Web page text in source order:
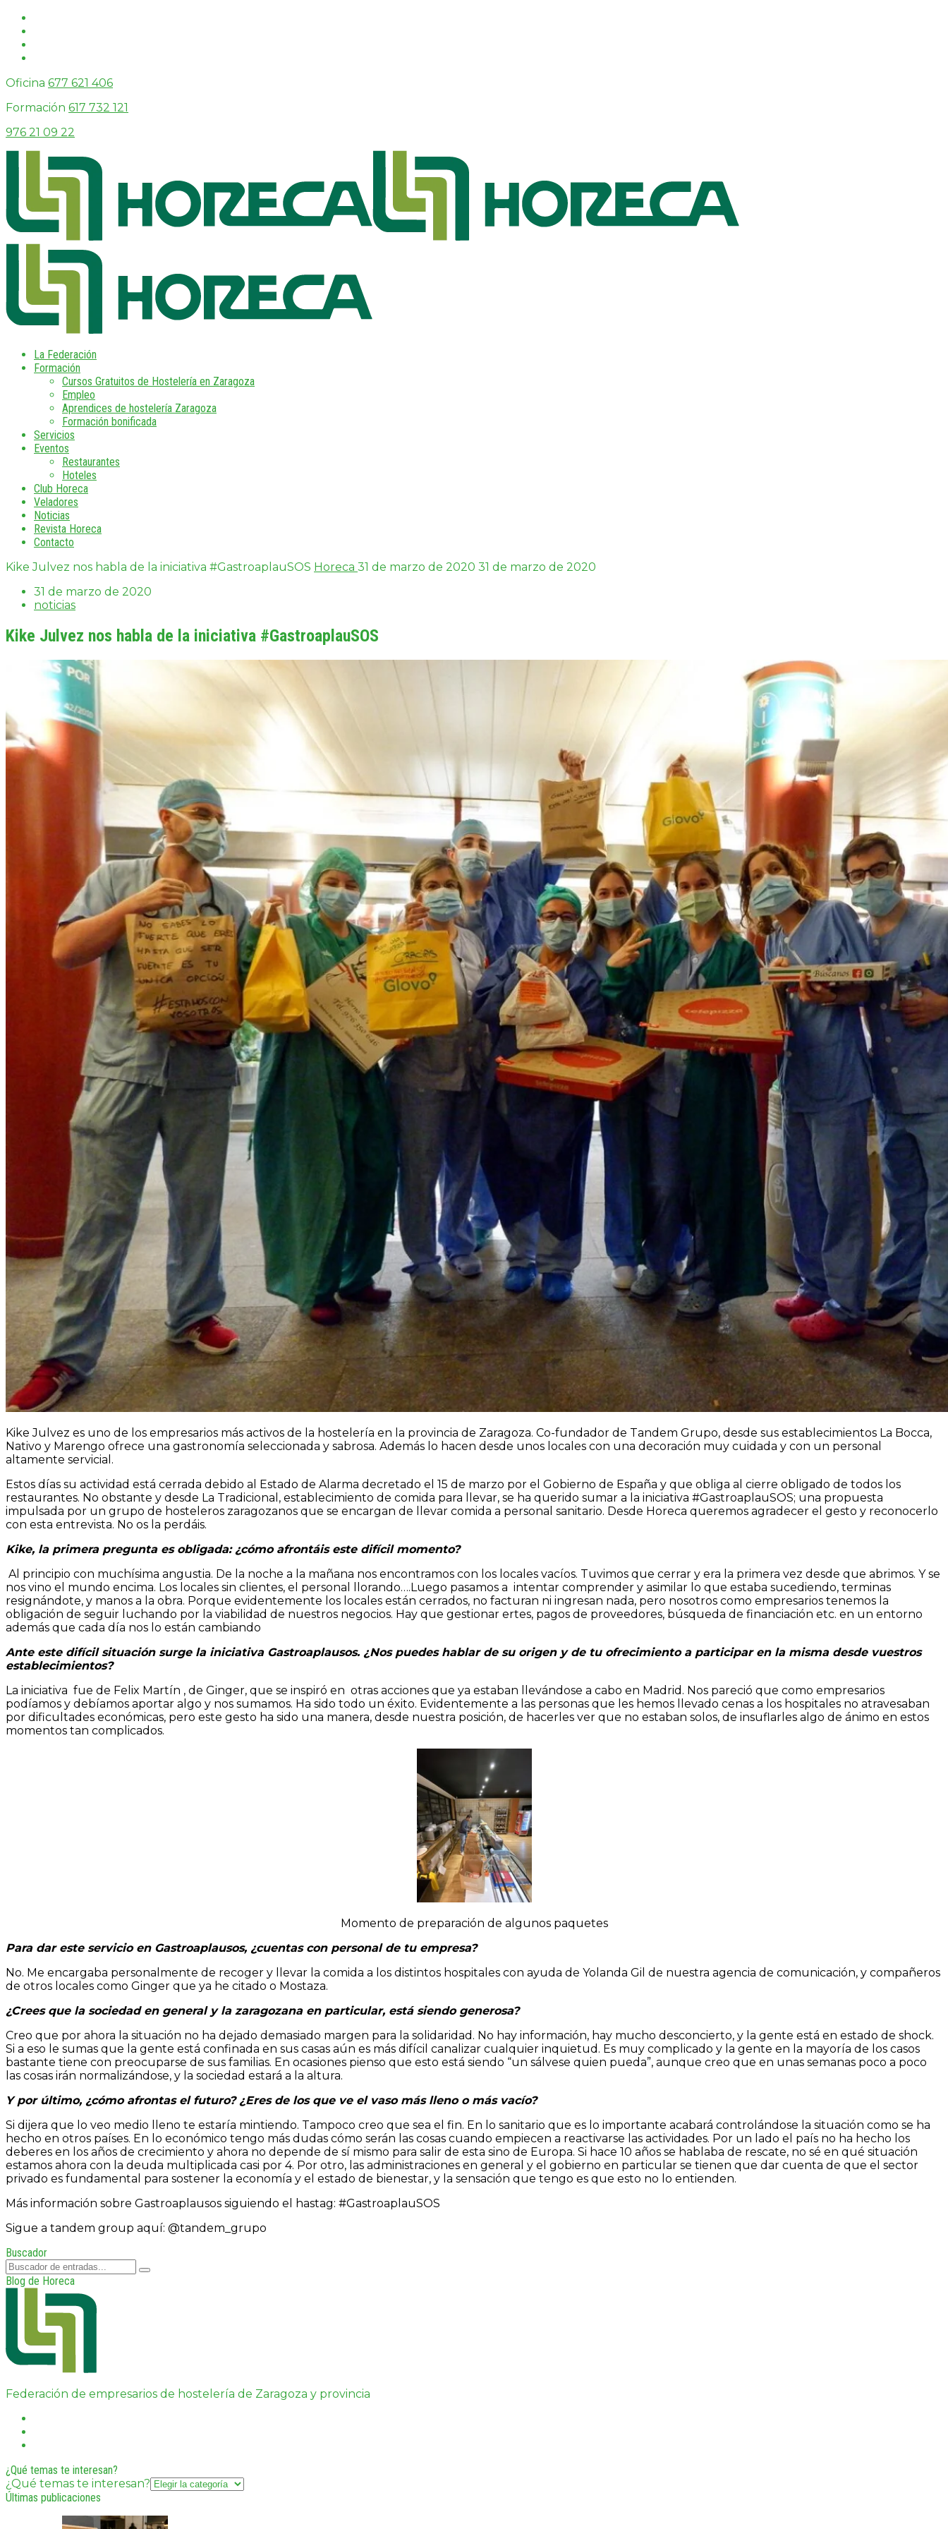
Oficina 677 621 406
Formación 617 732 121
976 21 09 22
La Federación
Formación
Cursos Gratuitos de Hostelería en Zaragoza
Empleo
Aprendices de hostelería Zaragoza
Formación bonificada
Servicios
Eventos
Restaurantes
Hoteles
Club Horeca
Veladores
Noticias
Revista Horeca
Contacto
Kike Julvez nos habla de la iniciativa #GastroaplauSOS Horeca 31 de marzo de 2020 31 de marzo de 2020
31 de marzo de 2020
noticias
Kike Julvez nos habla de la iniciativa #GastroaplauSOS
Kike Julvez es uno de los empresarios más activos de la hostelería en la provincia de Zaragoza. Co-fundador de Tandem Grupo, desde sus establecimientos La Bocca,
Nativo y Marengo ofrece una gastronomía seleccionada y sabrosa. Además lo hacen desde unos locales con una decoración muy cuidada y con un personal
altamente servicial.
Estos días su actividad está cerrada debido al Estado de Alarma decretado el 15 de marzo por el Gobierno de España y que obliga al cierre obligado de todos los
restaurantes. No obstante y desde La Tradicional, establecimiento de comida para llevar, se ha querido sumar a la iniciativa #GastroaplauSOS; una propuesta
impulsada por un grupo de hosteleros zaragozanos que se encargan de llevar comida a personal sanitario. Desde Horeca queremos agradecer el gesto y reconocerlo
con esta entrevista. No os la perdáis.
Kike, la primera pregunta es obligada: ¿cómo afrontáis este difícil momento?
Al principio con muchísima angustia. De la noche a la mañana nos encontramos con los locales vacíos. Tuvimos que cerrar y era la primera vez desde que abrimos. Y se
nos vino el mundo encima. Los locales sin clientes, el personal llorando….Luego pasamos a intentar comprender y asimilar lo que estaba sucediendo, terminas
resignándote, y manos a la obra. Porque evidentemente los locales están cerrados, no facturan ni ingresan nada, pero nosotros como empresarios tenemos la
obligación de seguir luchando por la viabilidad de nuestros negocios. Hay que gestionar ertes, pagos de proveedores, búsqueda de financiación etc. en un entorno
además que cada día nos lo están cambiando
Ante este difícil situación surge la iniciativa Gastroaplausos. ¿Nos puedes hablar de su origen y de tu ofrecimiento a participar en la misma desde vuestros
establecimientos?
La iniciativa fue de Felix Martín , de Ginger, que se inspiró en otras acciones que ya estaban llevándose a cabo en Madrid. Nos pareció que como empresarios
podíamos y debíamos aportar algo y nos sumamos. Ha sido todo un éxito. Evidentemente a las personas que les hemos llevado cenas a los hospitales no atravesaban
por dificultades económicas, pero este gesto ha sido una manera, desde nuestra posición, de hacerles ver que no estaban solos, de insuflarles algo de ánimo en estos
momentos tan complicados.
Momento de preparación de algunos paquetes
Para dar este servicio en Gastroaplausos, ¿cuentas con personal de tu empresa?
No. Me encargaba personalmente de recoger y llevar la comida a los distintos hospitales con ayuda de Yolanda Gil de nuestra agencia de comunicación, y compañeros
de otros locales como Ginger que ya he citado o Mostaza.
¿Crees que la sociedad en general y la zaragozana en particular, está siendo generosa?
Creo que por ahora la situación no ha dejado demasiado margen para la solidaridad. No hay información, hay mucho desconcierto, y la gente está en estado de shock.
Si a eso le sumas que la gente está confinada en sus casas aún es más difícil canalizar cualquier inquietud. Es muy complicado y la gente en la mayoría de los casos
bastante tiene con preocuparse de sus familias. En ocasiones pienso que esto está siendo “un sálvese quien pueda”, aunque creo que en unas semanas poco a poco
las cosas irán normalizándose, y la sociedad estará a la altura.
Y por último, ¿cómo afrontas el futuro? ¿Eres de los que ve el vaso más lleno o más vacío?
Si dijera que lo veo medio lleno te estaría mintiendo. Tampoco creo que sea el fin. En lo sanitario que es lo importante acabará controlándose la situación como se ha
hecho en otros países. En lo económico tengo más dudas cómo serán las cosas cuando empiecen a reactivarse las actividades. Por un lado el país no ha hecho los
deberes en los años de crecimiento y ahora no depende de sí mismo para salir de esta sino de Europa. Si hace 10 años se hablaba de rescate, no sé en qué situación
estamos ahora con la deuda multiplicada casi por 4. Por otro, las administraciones en general y el gobierno en particular se tienen que dar cuenta de que el sector
privado es fundamental para sostener la economía y el estado de bienestar, y la sensación que tengo es que esto no lo entienden.
Más información sobre Gastroaplausos siguiendo el hastag: #GastroaplauSOS
Sigue a tandem group aquí: @tandem_grupo
Buscador
Blog de Horeca
Federación de empresarios de hostelería de Zaragoza y provincia
¿Qué temas te interesan?
¿Qué temas te interesan?
Últimas publicaciones